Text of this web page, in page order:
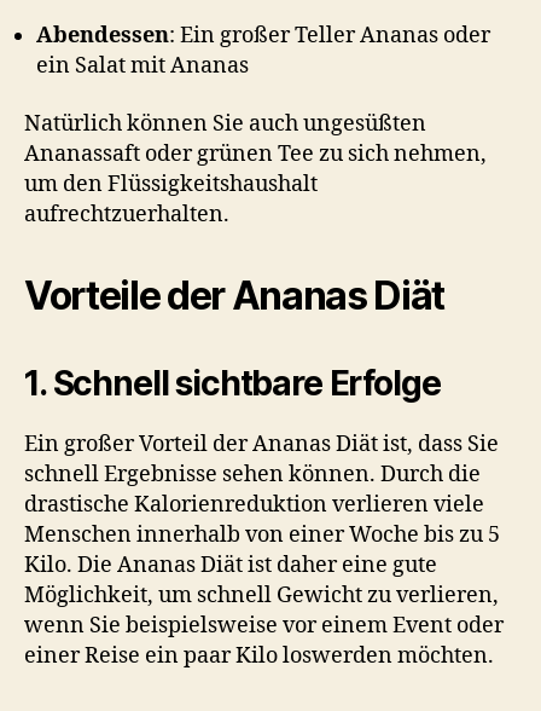
Abendessen: Ein großer Teller Ananas oder
ein Salat mit Ananas
Natürlich können Sie auch ungesüßten
Ananassaft oder grünen Tee zu sich nehmen,
um den Flüssigkeitshaushalt
aufrechtzuerhalten.
Vorteile der Ananas Diät
1. Schnell sichtbare Erfolge
Ein großer Vorteil der Ananas Diät ist, dass Sie
schnell Ergebnisse sehen können. Durch die
drastische Kalorienreduktion verlieren viele
Menschen innerhalb von einer Woche bis zu 5
Kilo. Die Ananas Diät ist daher eine gute
Möglichkeit, um schnell Gewicht zu verlieren,
wenn Sie beispielsweise vor einem Event oder
einer Reise ein paar Kilo loswerden möchten.